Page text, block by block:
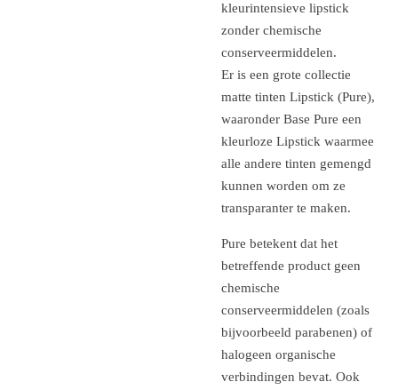
kleurintensieve lipstick
zonder chemische
conserveermiddelen.
Er is een grote collectie
matte tinten Lipstick (Pure),
waaronder Base Pure een
kleurloze Lipstick waarmee
alle andere tinten gemengd
kunnen worden om ze
transparanter te maken.
Pure betekent dat het
betreffende product geen
chemische
conserveermiddelen (zoals
bijvoorbeeld parabenen) of
halogeen organische
verbindingen bevat. Ook